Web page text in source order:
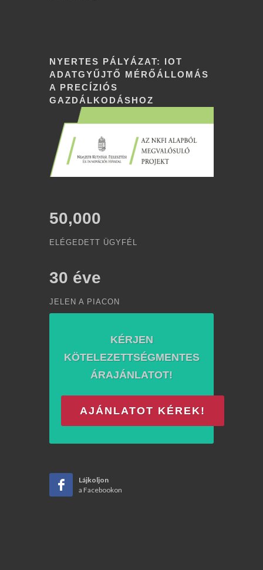
NYERTES PÁLYÁZAT: IOT
ADATGYŰJTŐ MÉRŐÁLLOMÁS
A PRECÍZIÓS
GAZDÁLKODÁSHOZ
50,000
ELÉGEDETT ÜGYFÉL
30 éve
JELEN A PIACON
KÉRJEN
KÖTELEZETTSÉGMENTES
ÁRAJÁNLATOT!
AJÁNLATOT KÉREK!
Lájkoljon
a Facebookon